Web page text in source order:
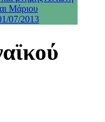
Μάριου
07/2013